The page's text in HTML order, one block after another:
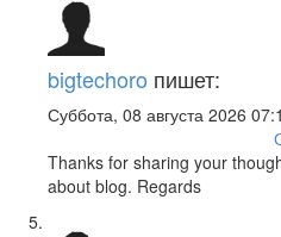
bigtechoro пишет:
Суббота, 08 августа 2026
Thanks for sharing your
about blog. Regards